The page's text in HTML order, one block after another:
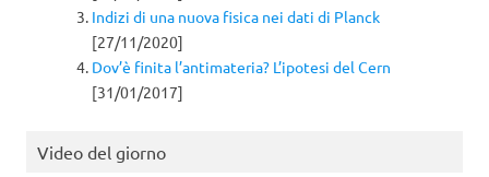
Indizi di una nuova fisica nei dati di Planck
[27/11/2020]
Dov’è finita l’antimateria? L’ipotesi del Cern
[31/01/2017]
Video del giorno